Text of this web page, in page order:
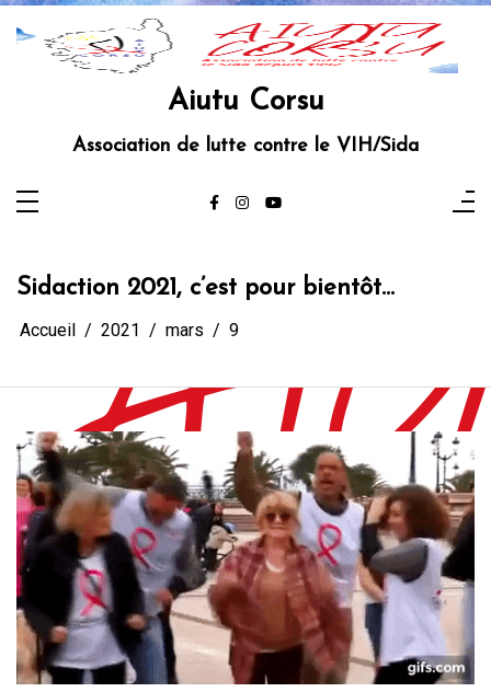
Aller
contenu
Aiutu Corsu
Association de lutte contre le VIH/Sida
Sidaction 2021, c’est pour bientôt…
Accueil 2021 mars 9